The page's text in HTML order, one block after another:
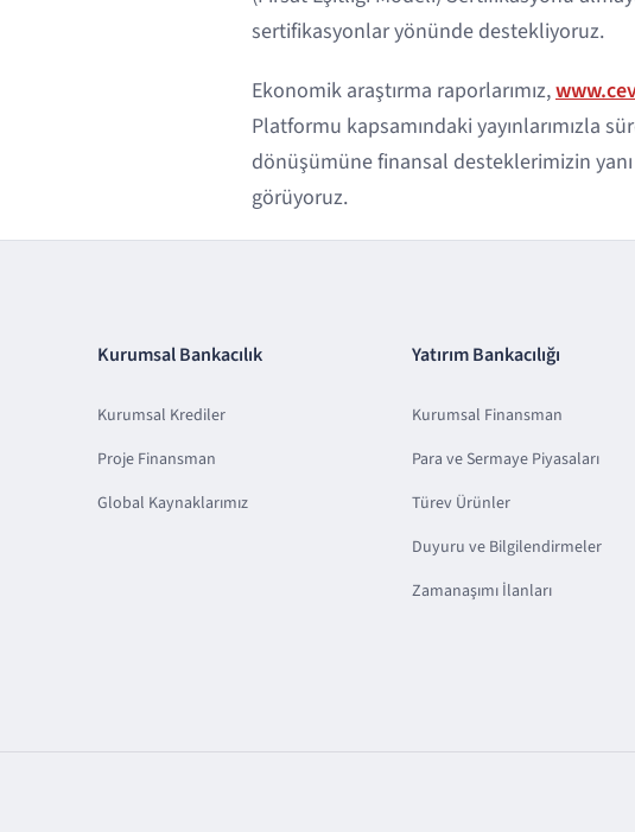
sertifikasyonlar yönünde destekliyoruz.
Ekonomik araştırma raporlarımız,
Platformu kapsamındaki yayınlarımızla
dönüşümüne finansal desteklerimizin
görüyoruz.
Kurumsal Bankacılık
Kurumsal Krediler
Proje Finansman
Global Kaynaklarımız
Yatırım Bankacılığı
Kurumsal Finansman
Para ve Sermaye Piyasaları
Türev Ürünler
Duyuru ve Bilgilendirmeler
Zamanaşımı İlanları